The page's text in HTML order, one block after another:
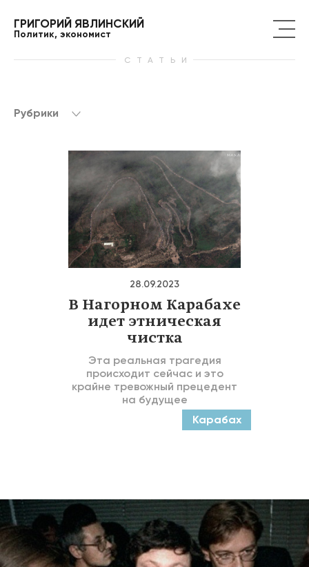
ГРИГОРИЙ ЯВЛИНСКИЙ
Политик, экономист
СТАТЬИ
Рубрики
28.09.2023
В Нагорном Карабахе
идет этническая
чистка
Эта реальная трагедия
происходит сейчас и это
крайне тревожный прецедент
на будущее
Карабах